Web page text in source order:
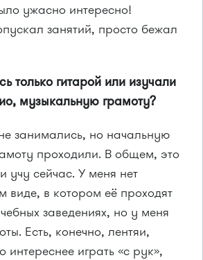
ужасно интересно!
занятий, просто бежал
только гитарой или изучали
музыкальную грамоту?
занимались, но начальную
проходили. В общем, это
учу сейчас. У меня нет
виде, в котором её проходят
заведениях, но у меня
Есть, конечно, лентяи,
интереснее играть «с рук»,